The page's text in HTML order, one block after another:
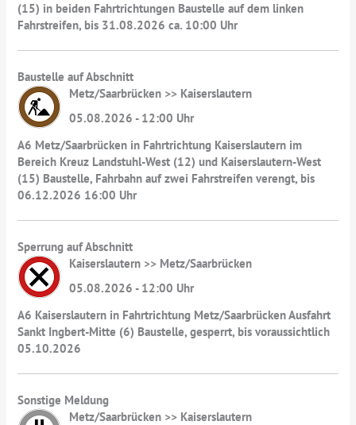
(15) in beiden Fahrtrichtungen Baustelle auf dem linken
Fahrstreifen, bis 31.08.2026 ca. 10:00 Uhr
Baustelle auf Abschnitt
Metz/Saarbrücken >> Kaiserslautern
05.08.2026 - 12:00 Uhr
A6 Metz/Saarbrücken in Fahrtrichtung Kaiserslautern im
Bereich Kreuz Landstuhl-West (12) und Kaiserslautern-West
(15) Baustelle, Fahrbahn auf zwei Fahrstreifen verengt, bis
06.12.2026 16:00 Uhr
Sperrung auf Abschnitt
Kaiserslautern >> Metz/Saarbrücken
05.08.2026 - 12:00 Uhr
A6 Kaiserslautern in Fahrtrichtung Metz/Saarbrücken Ausfahrt
Sankt Ingbert-Mitte (6) Baustelle, gesperrt, bis voraussichtlich
05.10.2026
Sonstige Meldung
Metz/Saarbrücken >> Kaiserslautern